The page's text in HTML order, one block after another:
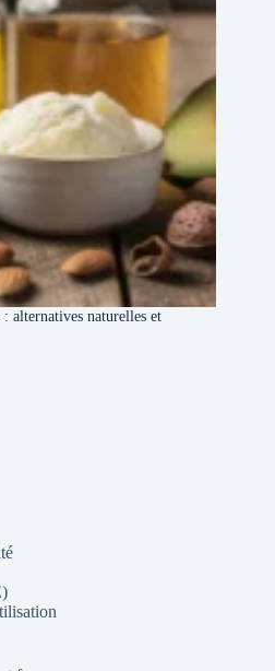
alternatives naturelles et